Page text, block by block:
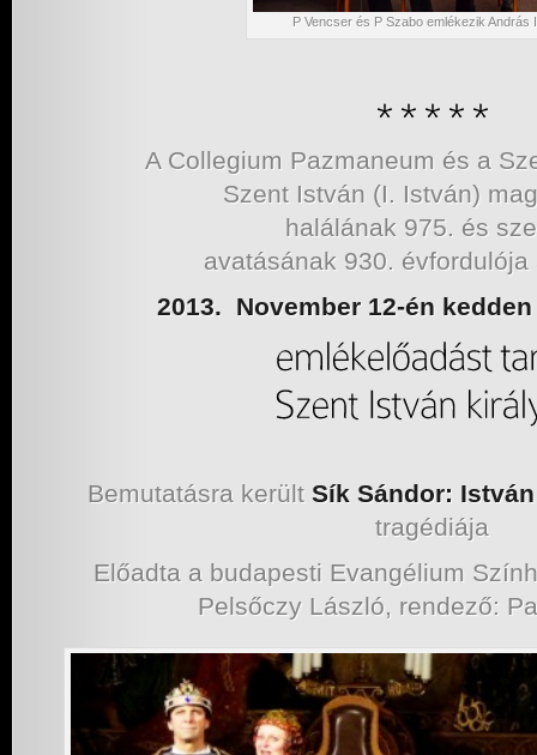
P Vencser és P Szabo emlékezik András
A Collegium Pazmaneum és a
Szent István (I. István)
halálának 975. és
avatásának 930. évfordulója
2013. November 12-én kedden
Bemutatásra kerültSík Sándor:
tragédiája
Előadta a budapesti Evangélium
Pelsőczy László, rendező: